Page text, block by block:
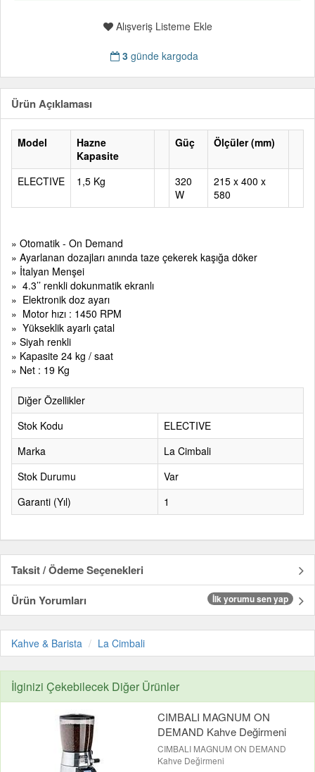
Alışveriş Listeme Ekle
3günde kargoda
Ürün Açıklaması
Model
Hazne
Kapasite
Güç Ölçüler (mm)
ELECTIVE 1,5 Kg
320
W
215 x 400 x
580
» Otomatik - On Demand
» Ayarlanan dozajları anında taze çekerek kaşığa döker
» İtalyan Menşei
» 4.3’’ renkli dokunmatik ekranlı
» Elektronik doz ayarı
» Motor hızı : 1450 RPM
» Yükseklik ayarlı çatal
» Siyah renkli
» Kapasite 24 kg / saat
» Net : 19 Kg
Diğer Özellikler
Stok Kodu
ELECTIVE
Marka
La Cimbali
Stok Durumu
Var
Garanti (Yıl)
1
Taksit / Ödeme Seçenekleri
Ürün Yorumları
İlk yorumu sen yap
Kahve & Barista La Cimbali
İlginizi Çekebilecek Diğer Ürünler
CIMBALI MAGNUM ON
DEMAND Kahve Değirmeni
CIMBALI MAGNUM ON DEMAND
Kahve Değirmeni